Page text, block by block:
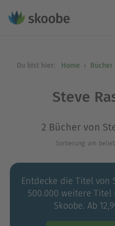
Du bist hier: Home Bücher
Steve
2 Bücher von
Sortierung: am
Entdecke die Titel von
500.000 weitere
Skoobe. Ab